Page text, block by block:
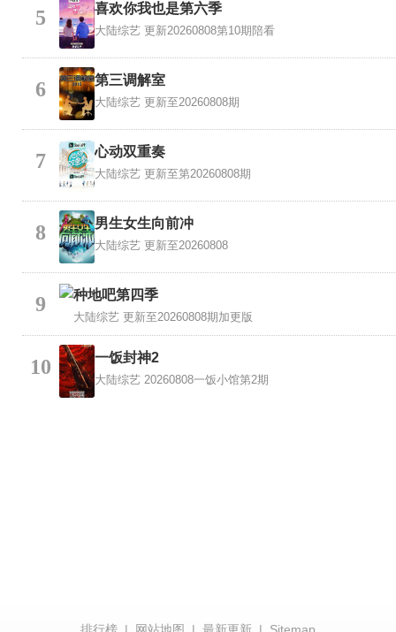
5 喜欢你我也是第六季
大陆综艺 更新20260808第10期陪看
6 第三调解室
大陆综艺 更新至20260808期
7 心动双重奏
大陆综艺 更新至第20260808期
8 男生女生向前冲
大陆综艺 更新至20260808
9 种地吧第四季
大陆综艺 更新至20260808期加更版
10 一饭封神2
大陆综艺 20260808一饭小馆第2期